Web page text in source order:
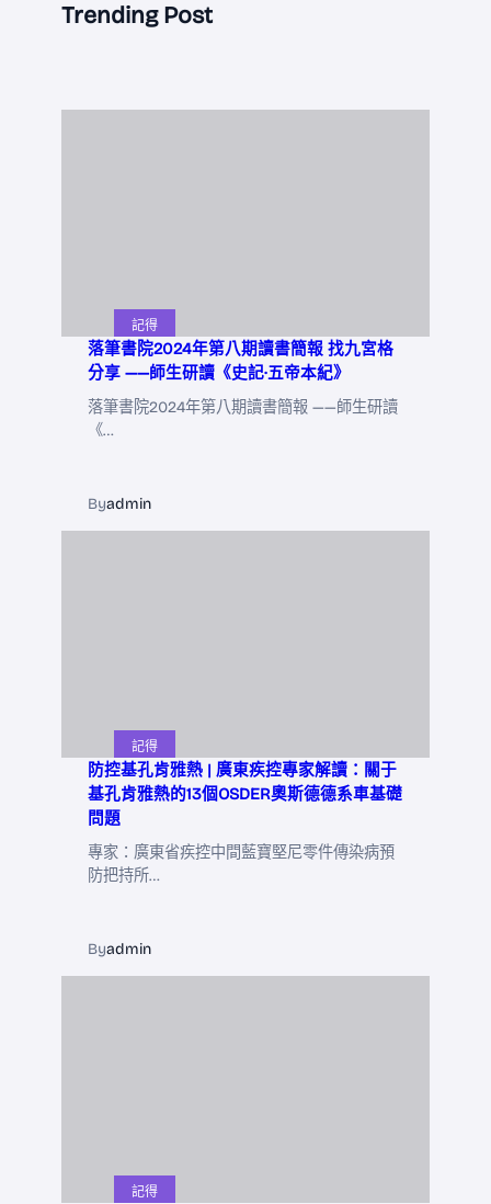
Trending Post
記得
落筆書院2024年第八期讀書簡報 找九宮格
分享 ——師生研讀《史記·五帝本紀》
落筆書院2024年第八期讀書簡報 ——師生研讀
《…
Byadmin
記得
防控基孔肯雅熱 | 廣東疾控專家解讀：關于
基孔肯雅熱的13個OSDER奧斯德德系車基礎
問題
專家：廣東省疾控中間藍寶堅尼零件傳染病預
防把持所…
Byadmin
記得